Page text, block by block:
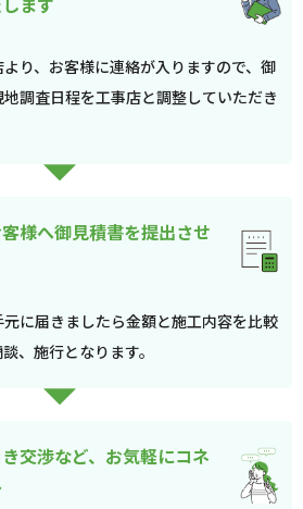
り、お客様に連絡が入りますので、御
調査日程を工事店と調整していただき
様へ御見積書を提出させ
に届きましたら金額と施工内容を比較
、施行となります。
交渉など、お気軽にコネ